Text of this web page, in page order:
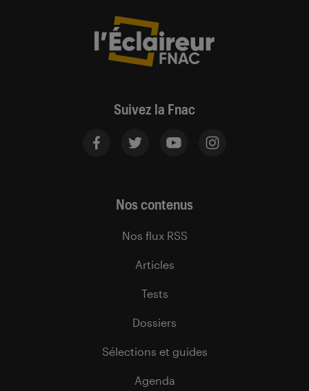
Suivez la Fnac
Nos contenus
Nos flux RSS
Articles
Tests
Dossiers
Sélections et guides
Agenda